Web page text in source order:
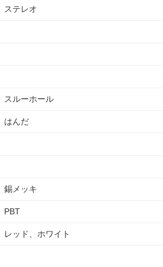
ステレオ
スルーホール
はんだ
錫メッキ
PBT
レッド、ホワイト